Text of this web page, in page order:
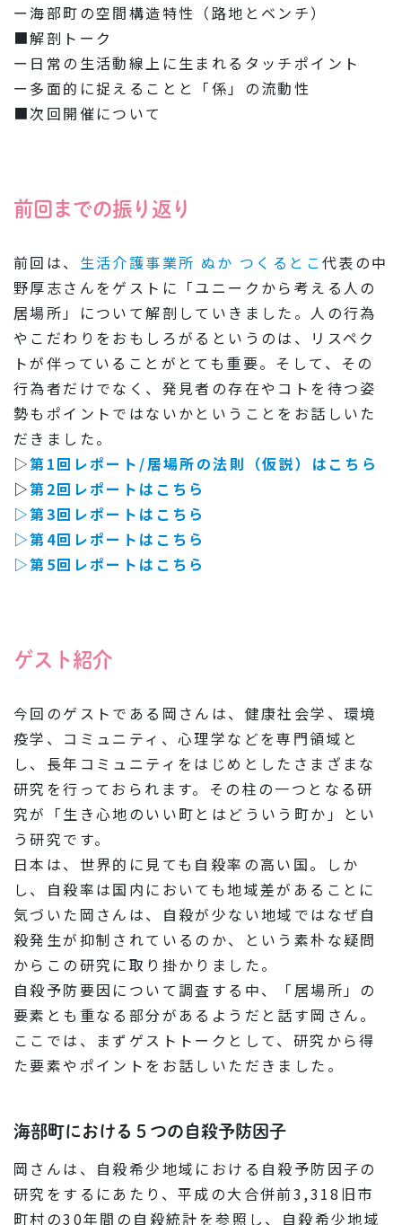
ー海部町の空間構造特性（路地とベンチ）
■解剖トーク
ー日常の生活動線上に生まれるタッチポイント
ー多面的に捉えることと「係」の流動性
■次回開催について
前回までの振り返り
前回は、 生活介護事業所 ぬか つくるとこ代表の中
野厚志さんをゲストに「ユニークから考える人の
居場所」について解剖していきました。人の行為
やこだわりをおもしろがるというのは、リスペク
トが伴っていることがとても重要。そして、その
行為者だけでなく、発見者の存在やコトを待つ姿
勢もポイントではないかということをお話しいた
だきました。
▷第1回レポート/居場所の法則（仮説）はこちら
▷第2回レポートはこちら
▷第3回レポートはこちら
▷第4回レポートはこちら
▷第5回レポートはこちら
ゲスト紹介
今回のゲストである岡さんは、健康社会学、環境
疫学、コミュニティ、心理学などを専門領域と
し、長年コミュニティをはじめとしたさまざまな
研究を行っておられます。その柱の一つとなる研
究が「生き心地のいい町とはどういう町か」とい
う研究です。
日本は、世界的に見ても自殺率の高い国。しか
し、自殺率は国内においても地域差があることに
気づいた岡さんは、自殺が少ない地域ではなぜ自
殺発生が抑制されているのか、という素朴な疑問
からこの研究に取り掛かりました。
自殺予防要因について調査する中、「居場所」の
要素とも重なる部分があるようだと話す岡さん。
ここでは、まずゲストトークとして、研究から得
た要素やポイントをお話しいただきました。
海部町における５つの自殺予防因子
岡さんは、自殺希少地域における自殺予防因子の
研究をするにあたり、平成の大合併前3,318旧市
町村の30年間の自殺統計を参照し、自殺希少地域